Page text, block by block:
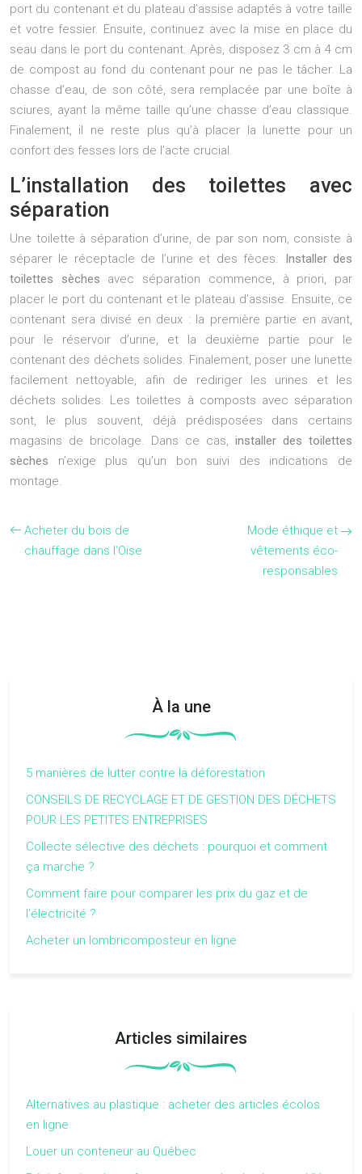
port du contenant et du plateau d’assise adaptés à votre taille
et votre fessier. Ensuite, continuez avec la mise en place du
seau dans le port du contenant. Après, disposez 3 cm à 4 cm
de compost au fond du contenant pour ne pas le tâcher. La
chasse d’eau, de son côté, sera remplacée par une boîte à
sciures, ayant la même taille qu’une chasse d’eau classique.
Finalement, il ne reste plus qu’à placer la lunette pour un
confort des fesses lors de l’acte crucial.
L’installation des toilettes avec
séparation
Une toilette à séparation d’urine, de par son nom, consiste à
séparer le réceptacle de l’urine et des fèces. Installer des
toilettes sèches avec séparation commence, à priori, par
placer le port du contenant et le plateau d’assise. Ensuite, ce
contenant sera divisé en deux : la première partie en avant,
pour le réservoir d’urine, et la deuxième partie pour le
contenant des déchets solides. Finalement, poser une lunette
facilement nettoyable, afin de rediriger les urines et les
déchets solides. Les toilettes à composts avec séparation
sont, le plus souvent, déjà prédisposées dans certains
magasins de bricolage. Dans ce cas, installer des toilettes
sèches n’exige plus qu’un bon suivi des indications de
montage.
Acheter du bois de
chauffage dans l’Oise
Mode éthique et
vêtements éco-
responsables
À la une
5 manières de lutter contre la déforestation
CONSEILS DE RECYCLAGE ET DE GESTION DES DÉCHETS
POUR LES PETITES ENTREPRISES
Collecte sélective des déchets : pourquoi et comment
ça marche ?
Comment faire pour comparer les prix du gaz et de
l’électricité ?
Acheter un lombricomposteur en ligne
Articles similaires
Alternatives au plastique : acheter des articles écolos
en ligne
Louer un conteneur au Québec